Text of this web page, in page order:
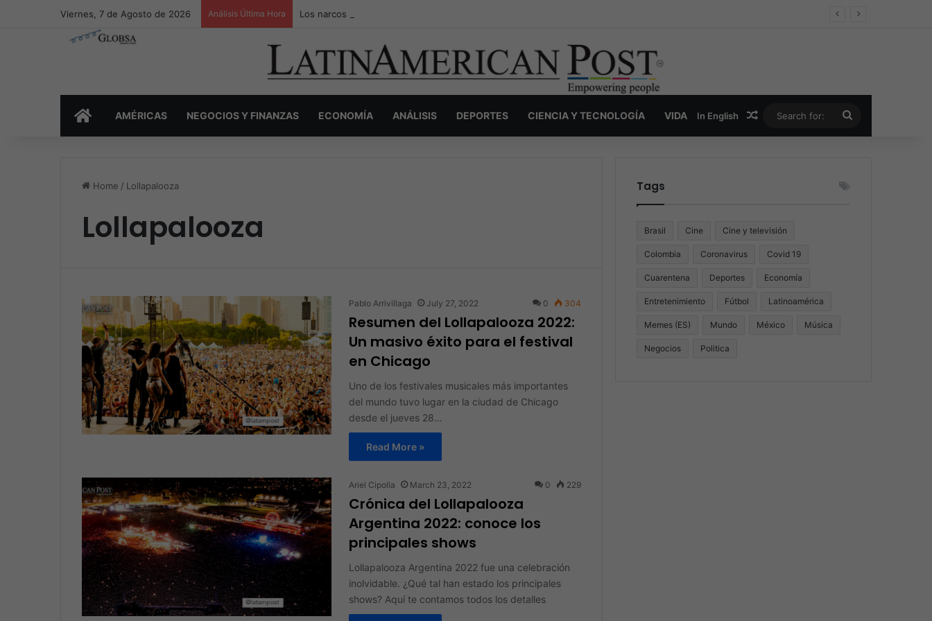
Viernes, 7 de Agosto de 2026 Análisis Última Hora Los narcos invisibles de Colombia: la guerra secreta por la verdad, el poder y la nueva economía de la droga
INICIOAMÉRICAS NEGOCIOS Y FINANZAS ECONOMÍA ANÁLISIS DEPORTES CIENCIA Y TECNOLOGÍA VIDA In English Random Article
for:
Home / Lollapalooza
Lollapalooza
Pablo Arrivillaga July 27, 2022 0 304
Resumen del Lollapalooza 2022:
Un masivo éxito para el festival
en Chicago
Uno de los festivales musicales más importantes
del mundo tuvo lugar en la ciudad de Chicago
desde el jueves 28…
Read More »
Ariel Cipolla March 23, 2022 0 229
Crónica del Lollapalooza
Argentina 2022: conoce los
principales shows
Lollapalooza Argentina 2022 fue una celebración
inolvidable. ¿Qué tal han estado los principales
shows? Aquí te contamos todos los detalles
Tags
Brasil Cine Cine y televisión
Colombia Coronavirus Covid 19
Cuarentena Deportes Economía
Entretenimiento Fútbol Latinoamérica
Memes (ES) Mundo México Música
Negocios Politica